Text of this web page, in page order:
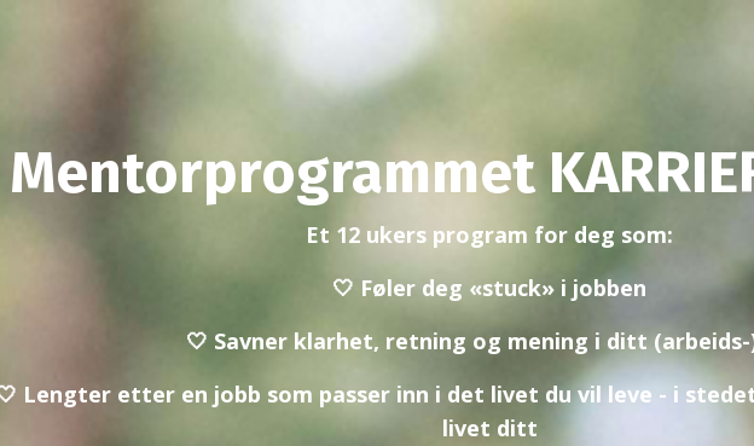
Mentorprogrammet
Et 12 ukers program for deg som:
🤍 Føler deg «stuck» i jobben
🤍 Savner klarhet, retning og mening i ditt
Lengter etter en jobb som passer inn i det livet du vil leve - i
livet ditt